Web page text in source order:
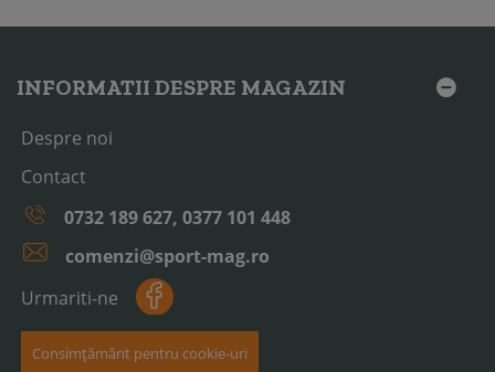
INFORMATII DESPRE MAGAZIN
Despre noi
Contact
0732 189 627, 0377 101 448
comenzi@sport-mag.ro
Urmariti-ne
Consimțământ pentru cookie-uri